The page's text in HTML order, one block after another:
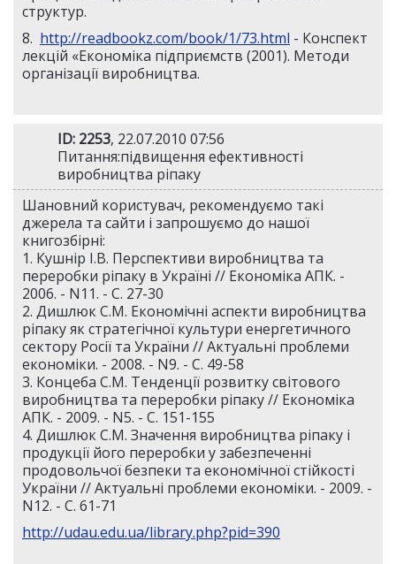
структур.
8. http://readbookz.com/book/1/73.html - Конспект
лекцій «Економіка підприємств (2001). Методи
організації виробництва.
ID: 2253, 22.07.2010 07:56
Питання:підвищення ефективності
виробництва ріпаку
Шановний користувач, рекомендуємо такі
джерела та сайти і запрошуємо до нашої
книгозбірні:
1. Кушнір І.В. Перспективи виробництва та
переробки ріпаку в Україні // Економіка АПК. -
2006. - N11. - С. 27-30
2. Дишлюк С.М. Економічні аспекти виробництва
ріпаку як стратегічної культури енергетичного
сектору Росії та України // Актуальні проблеми
економіки. - 2008. - N9. - С. 49-58
3. Концеба С.М. Тенденції розвитку світового
виробництва та переробки ріпаку // Економіка
АПК. - 2009. - N5. - С. 151-155
4. Дишлюк С.М. Значення виробництва ріпаку і
продукції його переробки у забезпеченні
продовольчої безпеки та економічної стійкості
України // Актуальні проблеми економіки. - 2009. -
N12. - С. 61-71
http://udau.edu.ua/library.php?pid=390